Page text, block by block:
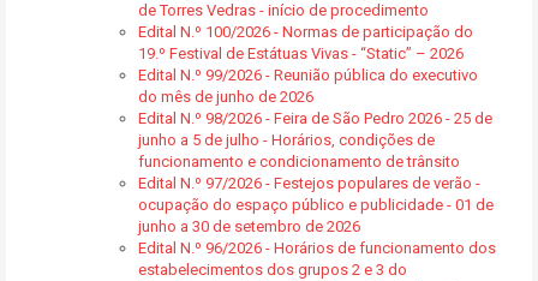
de Torres Vedras - início de procedimento
Edital N.º 100/2026 - Normas de participação do
19.º Festival de Estátuas Vivas - “Static” – 2026
Edital N.º 99/2026 - Reunião pública do executivo
do mês de junho de 2026
Edital N.º 98/2026 - Feira de São Pedro 2026 - 25 de
junho a 5 de julho - Horários, condições de
funcionamento e condicionamento de trânsito
Edital N.º 97/2026 - Festejos populares de verão -
ocupação do espaço público e publicidade - 01 de
junho a 30 de setembro de 2026
Edital N.º 96/2026 - Horários de funcionamento dos
estabelecimentos dos grupos 2 e 3 do